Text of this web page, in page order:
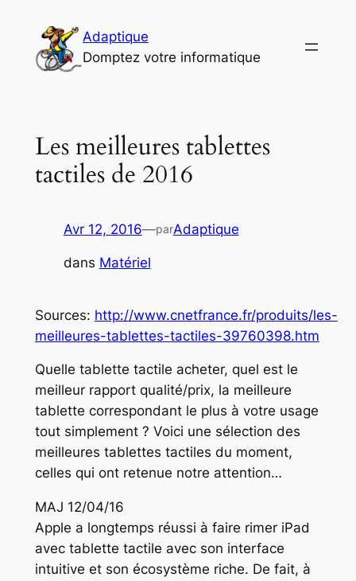
contenu
Adaptique
Domptez votre informatique
Les meilleures tablettes
tactiles de 2016
Avr 12, 2016—parAdaptique
dans Matériel
Sources: http://www.cnetfrance.fr/produits/les-
meilleures-tablettes-tactiles-39760398.htm
Quelle tablette tactile acheter, quel est le
meilleur rapport qualité/prix, la meilleure
tablette correspondant le plus à votre usage
tout simplement ? Voici une sélection des
meilleures tablettes tactiles du moment,
celles qui ont retenue notre attention…
MAJ 12/04/16
Apple a longtemps réussi à faire rimer iPad
avec tablette tactile avec son interface
intuitive et son écosystème riche. De fait, à